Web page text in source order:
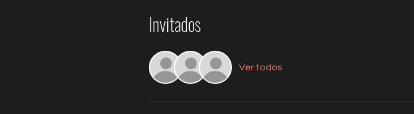
Invitados
Ver todos